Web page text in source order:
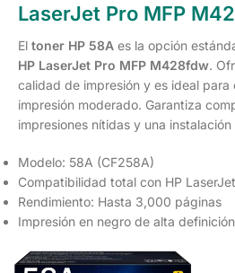
LaserJet Pro MFP
El toner HP 58A es la opción
HP LaserJet Pro MFP M428fdw.
calidad de impresión y es ideal para
impresión moderado. Garantiza
impresiones nítidas y una instalación
Modelo: 58A (CF258A)
Compatibilidad total con HP
Rendimiento: Hasta 3,000 páginas
Impresión en negro de alta definición